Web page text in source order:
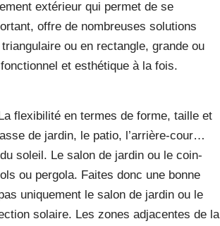
extérieur qui permet de se
offre de nombreuses solutions
ou en rectangle, grande ou
et esthétique à la fois.
flexibilité en termes de forme, taille et
de jardin, le patio, l’arrière-cour…
soleil. Le salon de jardin ou le coin-
ou pergola. Faites donc une bonne
uniquement le salon de jardin ou le
solaire. Les zones adjacentes de la